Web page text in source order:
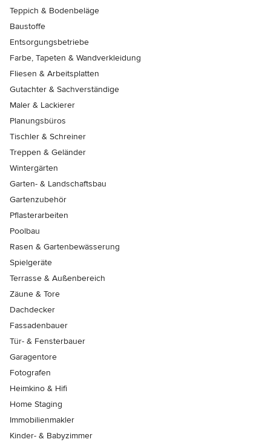
Teppich & Bodenbeläge
Baustoffe
Entsorgungsbetriebe
Farbe, Tapeten & Wandverkleidung
Fliesen & Arbeitsplatten
Gutachter & Sachverständige
Maler & Lackierer
Planungsbüros
Tischler & Schreiner
Treppen & Geländer
Wintergärten
Garten- & Landschaftsbau
Gartenzubehör
Pflasterarbeiten
Poolbau
Rasen & Gartenbewässerung
Spielgeräte
Terrasse & Außenbereich
Zäune & Tore
Dachdecker
Fassadenbauer
Tür- & Fensterbauer
Garagentore
Fotografen
Heimkino & Hifi
Home Staging
Immobilienmakler
Kinder- & Babyzimmer